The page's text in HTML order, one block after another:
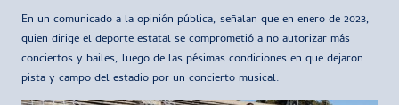
En un comunicado a la opinión pública, señalan que en enero de 2023,
quien dirige el deporte estatal se comprometió a no autorizar más
conciertos y bailes, luego de las pésimas condiciones en que dejaron
pista y campo del estadio por un concierto musical.